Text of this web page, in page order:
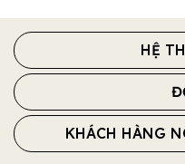
HỆ
KHÁCH HÀNG